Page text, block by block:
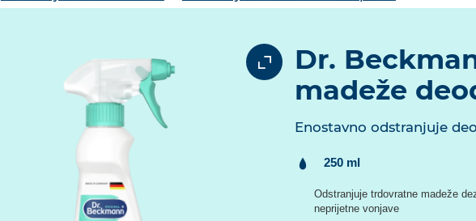
Dr.
madeže
Enostavno odstranjuje
Vsebina:
250 ml
Odstranjuje trdovratne madeže
neprijetne vonjave